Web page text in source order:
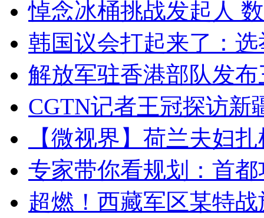
悼念冰桶挑战发起人
韩国议会打起来了：
解放军驻香港部队发
CGTN记者王冠探访新
【微视界】荷兰夫妇
专家带你看规划：首
超燃！西藏军区某特